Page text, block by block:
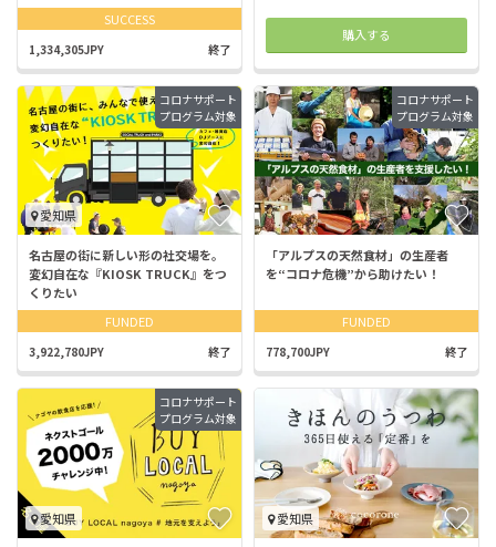
SUCCESS
1,334,305JPY 終了
購入する
コロナサポート
プログラム対象
愛知県
名古屋の街に新しい形の社交場を。
変幻自在な『KIOSK TRUCK』をつ
くりたい
FUNDED
3,922,780JPY 終了
コロナサポート
プログラム対象
「アルプスの天然食材」の生産者
を“コロナ危機”から助けたい！
FUNDED
778,700JPY 終了
コロナサポート
プログラム対象
愛知県 愛知県